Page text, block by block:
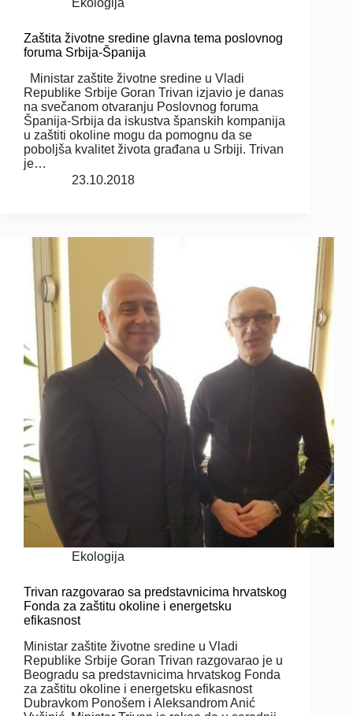
Ekologija
Zaštita životne sredine glavna tema poslovnog
foruma Srbija-Španija
Ministar zaštite životne sredine u Vladi
Republike Srbije Goran Trivan izjavio je danas
na svečanom otvaranju Poslovnog foruma
Španija-Srbija da iskustva španskih kompanija
u zaštiti okoline mogu da pomognu da se
poboljša kvalitet života građana u Srbiji. Trivan
je…
23.10.2018
Ekologija
Trivan razgovarao sa predstavnicima hrvatskog
Fonda za zaštitu okoline i energetsku
efikasnost
Ministar zaštite životne sredine u Vladi
Republike Srbije Goran Trivan razgovarao je u
Beogradu sa predstavnicima hrvatskog Fonda
za zaštitu okoline i energetsku efikasnost
Dubravkom Ponošem i Aleksandrom Anić